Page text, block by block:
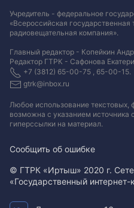
Учредитель - федеральное
«Всероссийская государственная
радиовещательная компания».
Главный редактор - Копейкин
Редактор ГТРК - Сафонова
+7 (3812) 65-00-75 , 65-00-15.
gtrk@inbox.ru
Любое использование текстовых,
возможна с указанием источника
гиперссылки на материал.
Сообщить об ошибке
© ГТРК «Иртыш» 2020 г.
«Государственный интернет-